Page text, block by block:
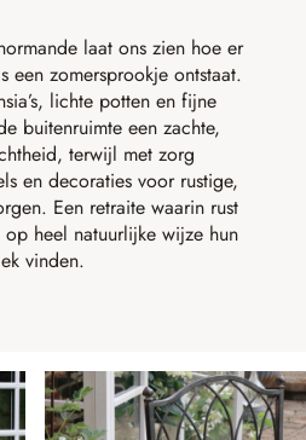
laat ons zien hoe er
een zomersprookje ontstaat.
lichte potten en fijne
buitenruimte een zachte,
terwijl met zorg
en decoraties voor rustige,
Een retraite waarin rust
heel natuurlijke wijze hun
vinden.